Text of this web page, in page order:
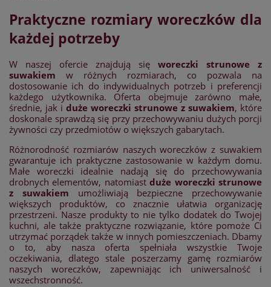
Praktyczne rozmiary woreczków dla
każdej potrzeby
W naszej ofercie znajdują się woreczki strunowe z
suwakiem w różnych rozmiarach, co pozwala na
dostosowanie ich do indywidualnych potrzeb i preferencji
każdego użytkownika. Oferta obejmuje zarówno małe,
średnie, jak i duże woreczki strunowe z suwakiem, które
doskonale sprawdzą się przy przechowywaniu dużych porcji
żywności czy przedmiotów o większych gabarytach.
Różnorodność rozmiarów naszych woreczków z suwakiem
gwarantuje ich praktyczne zastosowanie w każdym domu.
Małe woreczki idealnie nadają się do przechowywania
drobnych elementów, natomiastduże woreczki strunowe
z suwakiem umożliwiają bezpieczne przechowywanie
większych produktów, co znacznie ułatwia organizację
przestrzeni. Nasze produkty to nie tylko dodatek do Twojej
kuchni, ale także praktyczne rozwiązanie, które pomoże Ci
utrzymać porządek także w innych pomieszczeniach. Dbamy
o to, aby nasza oferta spełniała wszystkie Twoje
oczekiwania, dlatego stale poszerzamy gamę rozmiarów
naszych woreczków, zapewniając ich uniwersalność i
wszechstronność.